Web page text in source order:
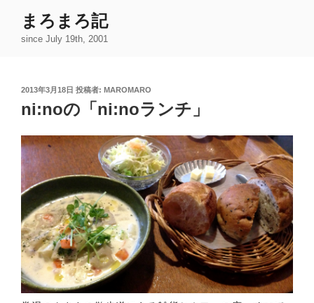
まろまろ記
since July 19th, 2001
投
日:
2013年3月18日 投稿者: MAROMARO
ni:noの「ni:noランチ」